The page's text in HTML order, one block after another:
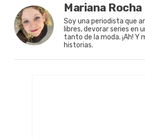
Mariana Rocha
Soy una periodista que
libres, devorar series en
tanto de la moda. ¡Ah! Y
historias.